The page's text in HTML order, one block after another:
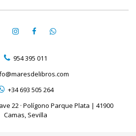
954 395 011
+34 693 505 264
22 · Polígono Parque Plata | 41900
Camas, Sevilla